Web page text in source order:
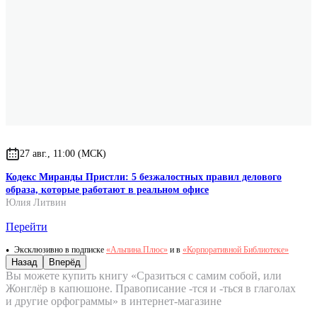
27 авг., 11:00 (МСК)
Кодекс Миранды Пристли: 5 безжалостных правил делового
образа, которые работают в реальном офисе
Юлия Литвин
Перейти
Эксклюзивно в подписке «Альпина.Плюс» и в «Корпоративной Библиотеке»
Назад Вперёд
Вы можете купить книгу «Сразиться с самим собой, или
Жонглёр в капюшоне. Правописание -тся и -ться в глаголах
и другие орфограммы» в интернет-магазине